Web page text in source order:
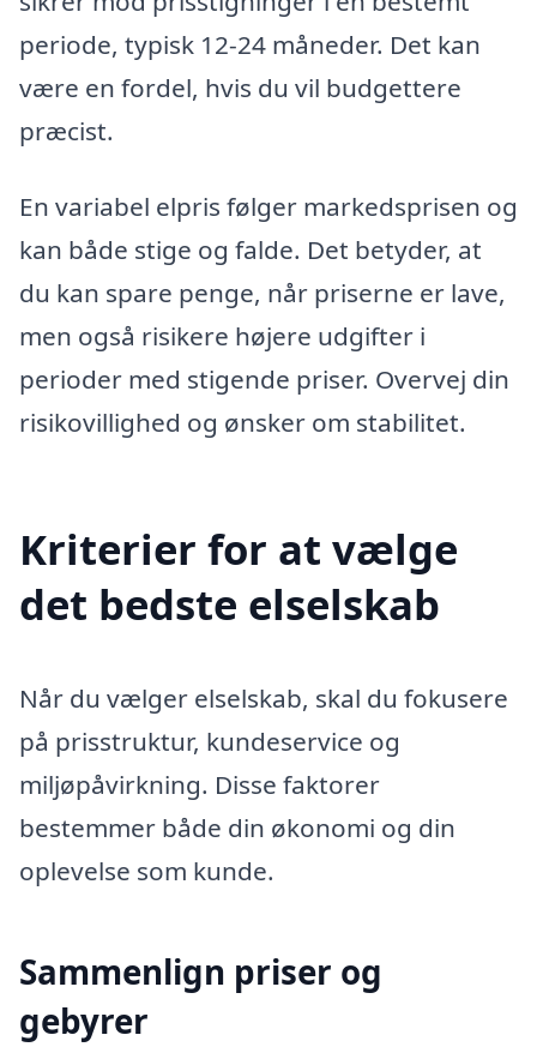
periode, typisk 12-24 måneder. Det kan
være en fordel, hvis du vil budgettere
præcist.
En variabel elpris følger markedsprisen og
kan både stige og falde. Det betyder, at
du kan spare penge, når priserne er lave,
men også risikere højere udgifter i
perioder med stigende priser. Overvej din
risikovillighed og ønsker om stabilitet.
Kriterier for at vælge
det bedste elselskab
Når du vælger elselskab, skal du fokusere
på prisstruktur, kundeservice og
miljøpåvirkning. Disse faktorer
bestemmer både din økonomi og din
oplevelse som kunde.
Sammenlign priser og
gebyrer